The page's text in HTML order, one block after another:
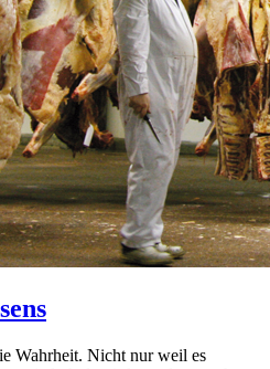
Wahrheit. Nicht nur weil es